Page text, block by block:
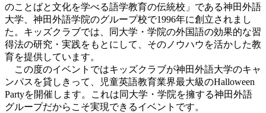
のことばと文化を学べる語学教育の伝統校」である神田外語
大学、神田外語学院のグループ校で1996年に創立されまし
た。キッズクラブでは、同大学・学院の外国語の効果的な習
得法の研究・実践をもとにして、そのノウハウを活かした教
育を提供しています。
この度のイベントではキッズクラブが神田外語大学のキャ
ンパスを貸しきって、児童英語教育業界最大級のHalloween
Partyを開催します。これは同大学・学院を擁する神田外語
グループだからこそ実現できるイベントです。